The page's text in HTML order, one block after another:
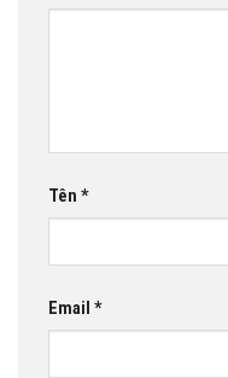
Tên *
Email *